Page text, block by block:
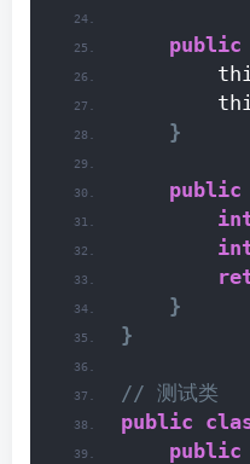
public
}
public
}
}
// 测试类
public
public